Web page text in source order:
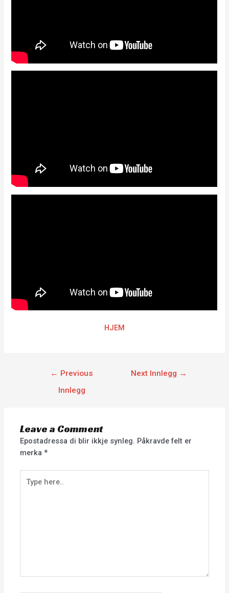
HJEM
← Previous
Innlegg
Next Innlegg →
Leave a Comment
Epostadressa di blir ikkje synleg. Påkravde felt er
merka*
here..